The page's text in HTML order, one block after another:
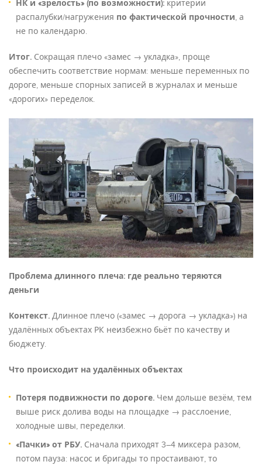
НК и «зрелость» (по возможности): критерии
распалубки/нагружения по фактической прочности, а
не по календарю.
Итог. Сокращая плечо «замес → укладка», проще
обеспечить соответствие нормам: меньше переменных по
дороге, меньше спорных записей в журналах и меньше
«дорогих» переделок.
Проблема длинного плеча: где реально теряются
деньги
Контекст. Длинное плечо («замес → дорога → укладка») на
удалённых объектах РК неизбежно бьёт по качеству и
бюджету.
Что происходит на удалённых объектах
Потеря подвижности по дороге. Чем дольше везём, тем
выше риск долива воды на площадке → расслоение,
холодные швы, переделки.
«Пачки» от РБУ. Сначала приходят 3–4 миксера разом,
потом пауза: насос и бригады то простаивают, то